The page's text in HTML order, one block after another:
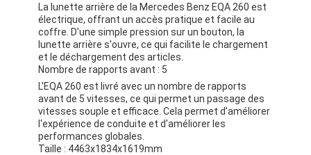
La lunette arrière de la Mercedes Benz EQA 260 est
électrique, offrant un accès pratique et facile au
coffre. D'une simple pression sur un bouton, la
lunette arrière s'ouvre, ce qui facilite le chargement
et le déchargement des articles.
Nombre de rapports avant : 5
L'EQA 260 est livré avec un nombre de rapports
avant de 5 vitesses, ce qui permet un passage des
vitesses souple et efficace. Cela permet d'améliorer
l'expérience de conduite et d'améliorer les
performances globales.
Taille : 4463x1834x1619mm